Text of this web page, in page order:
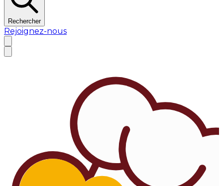
Rechercher
Rejoignez-nous